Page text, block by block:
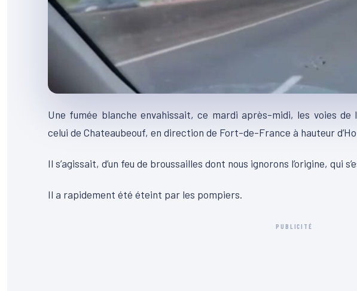
Une fumée blanche envahissait, ce mardi après-midi, les voies
celui de Chateaubeouf, en direction de Fort-de-France à hauteur
Il s’agissait, d’un feu de broussailles dont nous ignorons l’origine, qui
Il a rapidement été éteint par les pompiers.
PUBLICITÉ